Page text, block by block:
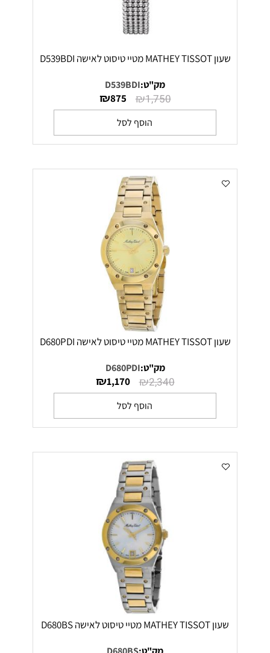
שעון MATHEY TISSOT מטיי טיסוט לאישה D539BDI
מק"ט:D539BDI
₪1,750
₪875
הוסף לסל
שעון MATHEY TISSOT מטיי טיסוט לאישה D680PDI
מק"ט:D680PDI
₪2,340
₪1,170
הוסף לסל
שעון MATHEY TISSOT מטיי טיסוט לאישה D680BS